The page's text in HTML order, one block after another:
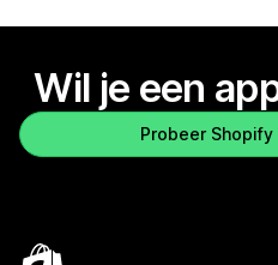
Wil je een
Probeer